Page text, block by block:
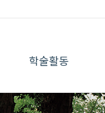
학술활동